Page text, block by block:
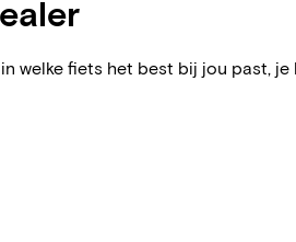
fiets het best bij jou past,